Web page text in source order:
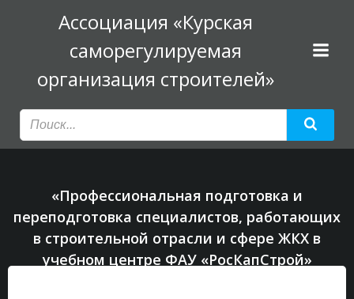
к
содержимому
Ассоциация «Курская
саморегулируемая
организация строителей»
«Профессиональная подготовка и
переподготовка специалистов, работающих
в строительной отрасли и сфере ЖКХ в
учебном центре ФАУ «РосКапСтрой»